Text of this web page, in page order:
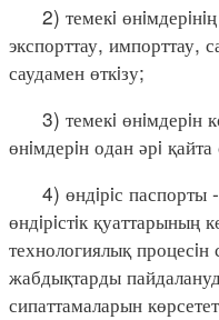
2) темекi өнiмдерiнiң
экспорттау, импорттау,
саудамен өткiзу;
3) темекi өнiмдерiн
өнiмдерiн одан әрi
4) өндiрiс паспорты -
өндiрiстiк қуаттарының
технологиялық
жабдықтарды
сипаттамаларын